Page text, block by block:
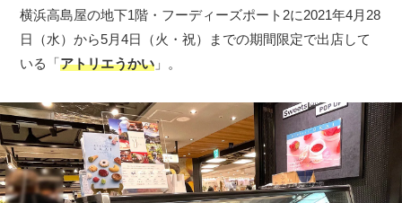
横浜高島屋の地下1階・フーディーズポート2に2021年4月28
日（水）から5月4日（火・祝）までの期間限定で出店して
いる「アトリエうかい 」。